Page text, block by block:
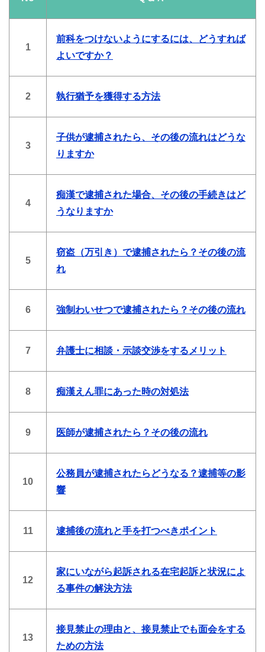
1
前科をつけないようにするには、どうすれば
よいですか？
2 執行猶予を獲得する方法
3
子供が逮捕されたら、その後の流れはどうな
りますか
4
痴漢で逮捕された場合、その後の手続きはど
うなりますか
5
窃盗（万引き）で逮捕されたら？その後の流
れ
6 強制わいせつで逮捕されたら？その後の流れ
7 弁護士に相談・示談交渉をするメリット
8 痴漢えん罪にあった時の対処法
9 医師が逮捕されたら？その後の流れ
10
公務員が逮捕されたらどうなる？逮捕等の影
響
11 逮捕後の流れと手を打つべきポイント
12
家にいながら起訴される在宅起訴と状況によ
る事件の解決方法
13
接見禁止の理由と、接見禁止でも面会をする
ための方法